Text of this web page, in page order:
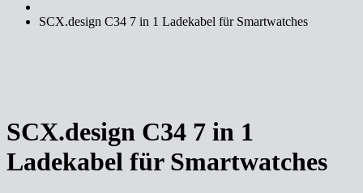
SCX.design C34 7 in 1 Ladekabel für Smartwatches
SCX.design C34 7 in 1
Ladekabel für Smartwatches